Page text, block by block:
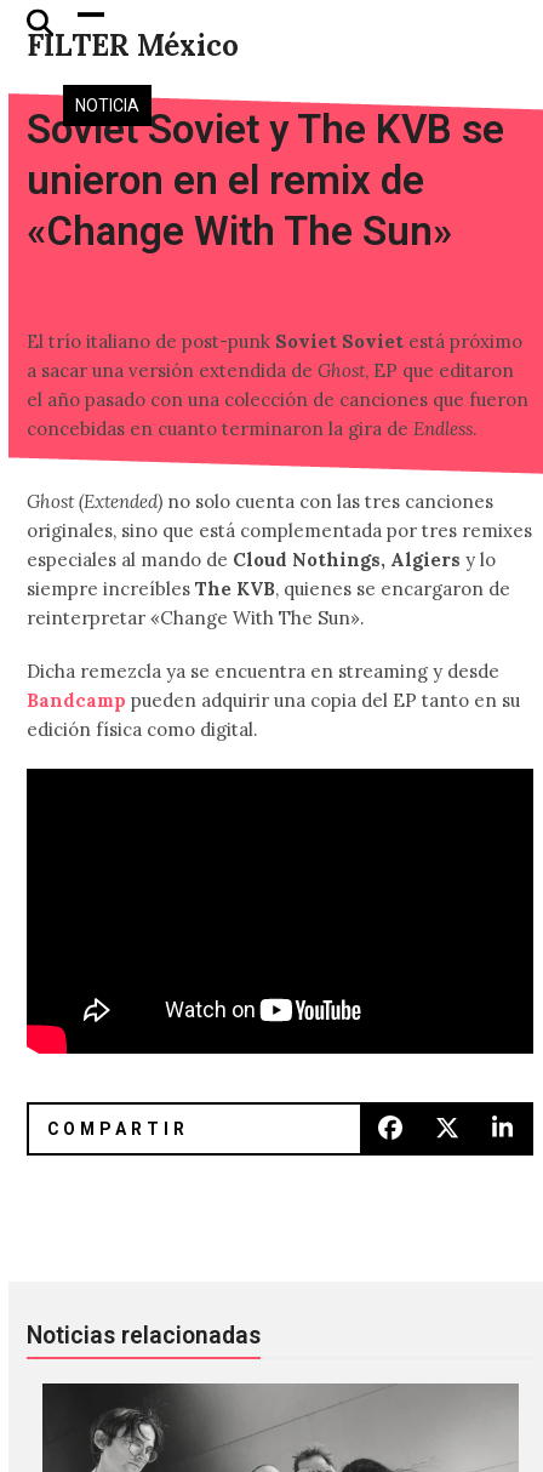
Skip
FILTER México
Open
mobile
menu
Close
mobile
menu
NOTICIA
Soviet Soviet y The KVB se
unieron en el remix de
«Change With The Sun»
El trío italiano de post-punk Soviet Soviet está próximo
a sacar una versión extendida de Ghost, EP que editaron
el año pasado con una colección de canciones que fueron
concebidas en cuanto terminaron la gira deEndless.
Ghost (Extended) no solo cuenta con las tres canciones
originales, sino que está complementada por tres remixes
especiales al mando de Cloud Nothings, Algiers y lo
siempre increíblesThe KVB, quienes se encargaron de
reinterpretar «Change With The Sun».
Dicha remezcla ya se encuentra en streaming y desde
Bandcamp pueden adquirir una copia del EP tanto en su
edición física como digital.
Noticias relacionadas